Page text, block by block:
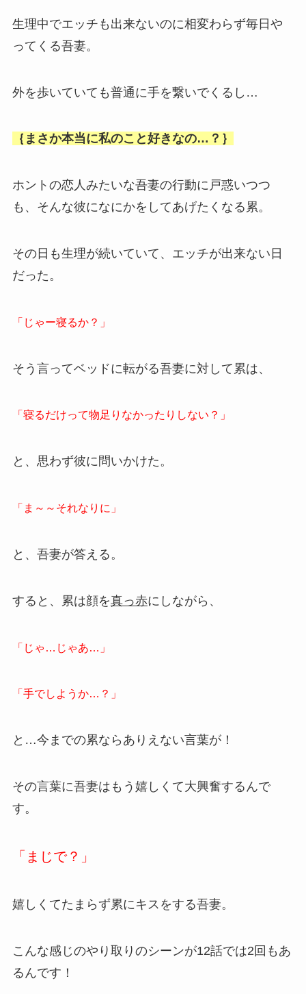
生理中でエッチも出来ないのに相変わらず毎日や
ってくる吾妻。
外を歩いていても普通に手を繋いでくるし…
｛まさか本当に私のこと好きなの…？｝
ホントの恋人みたいな吾妻の行動に戸惑いつつ
も、そんな彼になにかをしてあげたくなる累。
その日も生理が続いていて、エッチが出来ない日
だった。
「じゃー寝るか？」
そう言ってベッドに転がる吾妻に対して累は、
「寝るだけって物足りなかったりしない？」
と、思わず彼に問いかけた。
「ま～～それなりに」
と、吾妻が答える。
すると、累は顔を真っ赤にしながら、
「じゃ…じゃあ…」
「手でしようか…？」
と…今までの累ならありえない言葉が！
その言葉に吾妻はもう嬉しくて大興奮するんで
す。
「まじで？」
嬉しくてたまらず累にキスをする吾妻。
こんな感じのやり取りのシーンが12話では2回もあ
るんです！